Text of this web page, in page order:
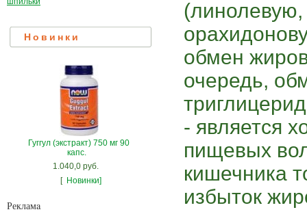
Новинки
Гуггул (экстракт) 750 мг 90
капс.
1.040,0 руб.
[ Новинки]
Рекламa
обмен
очередь,
- является
пищевых
кишечника
избыток